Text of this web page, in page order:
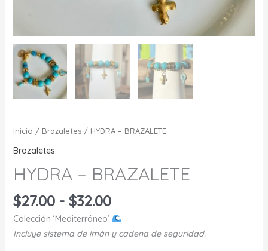
Inicio / Brazaletes/ HYDRA – BRAZALETE
Brazaletes
HYDRA – BRAZALETE
$27.00 - $32.00Rango
de
precios:
Colección ‘Mediterráneo’
Incluye sistema de imán y cadena de seguridad.